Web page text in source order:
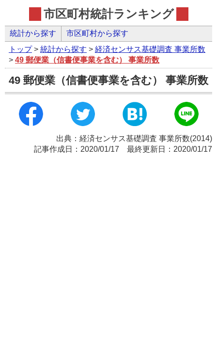
市区町村統計ランキング
統計から探す 市区町村から探す
トップ> 統計から探す > 経済センサス基礎調査 事業所数
> 49 郵便業（信書便事業を含む） 事業所数
49 郵便業（信書便事業を含む） 事業所数
出典：経済センサス基礎調査 事業所数(2014)
記事作成日：2020/01/17 最終更新日：2020/01/17